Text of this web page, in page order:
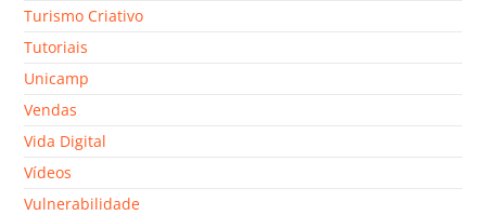
Turismo Criativo
Tutoriais
Unicamp
Vendas
Vida Digital
Vídeos
Vulnerabilidade